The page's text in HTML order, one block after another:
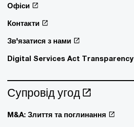
Офіси
Контакти
Зв'язатися з нами
Digital Services Act Transparency
Супровід угод
M&A: Злиття та поглинання